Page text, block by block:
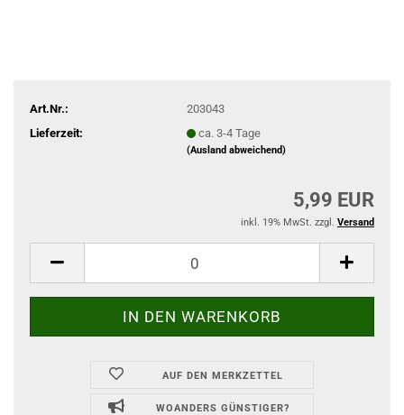
Art.Nr.:
203043
Lieferzeit:
ca. 3-4 Tage
(Ausland abweichend)
5,99 EUR
inkl. 19% MwSt. zzgl. Versand
AUF DEN MERKZETTEL
WOANDERS GÜNSTIGER?